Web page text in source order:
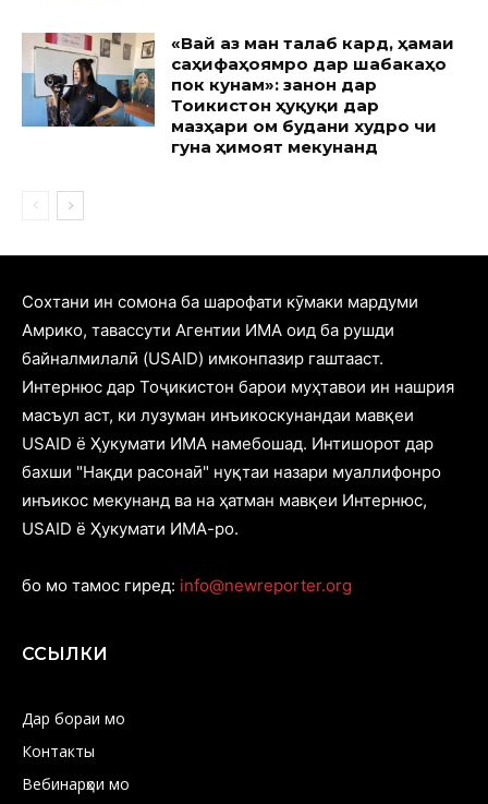
«Вай аз ман талаб кард, ҳамаи
саҳифаҳоямро дар шабакаҳо
пок кунам»: занон дар
Тоҷикистон ҳуқуқи дар
мазҳари ом будани худро чи
гуна ҳимоят мекунанд
Cохтани ин сомона ба шарофати кӯмаки мардуми
Амрико, тавассути Агентии ИМА оид ба рушди
байналмилалӣ (USAID) имконпазир гаштааст.
Интернюс дар Тоҷикистон барои муҳтавои ин нашрия
масъул аст, ки лузуман инъикоскунандаи мавқеи
USAID ё Ҳукумати ИМА намебошад. Интишорот дар
бахши "Нақди расонаӣ" нуқтаи назари муаллифонро
инъикос мекунанд ва на ҳатман мавқеи Интернюс,
USAID ё Ҳукумати ИМА-ро.
бо мо тамос гиред: info@newreporter.org
ССЫЛКИ
Дар бораи мо
Контакты
Вебинарҳои мо